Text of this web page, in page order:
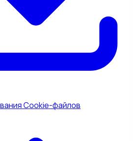
Cookie-файлов